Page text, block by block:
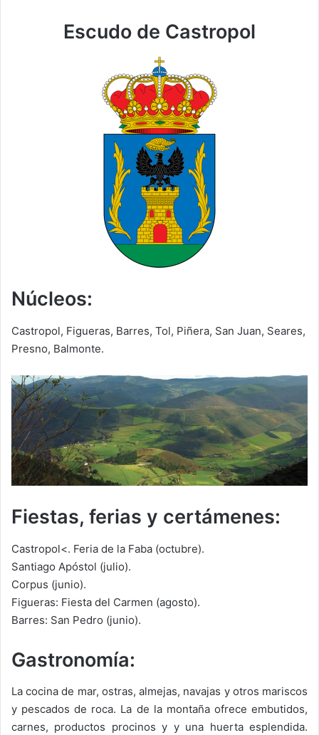
Escudo de Castropol
Núcleos:
Castropol, Figueras, Barres, Tol, Piñera, San Juan, Seares,
Presno, Balmonte.
Fiestas, ferias y certámenes:
Castropol<. Feria de la Faba (octubre).
Santiago Apóstol (julio).
Corpus (junio).
Figueras: Fiesta del Carmen (agosto).
Barres: San Pedro (junio).
Gastronomía:
La cocina de mar, ostras, almejas, navajas y otros mariscos
y pescados de roca. La de la montaña ofrece embutidos,
carnes, productos procinos y y una huerta esplendida.